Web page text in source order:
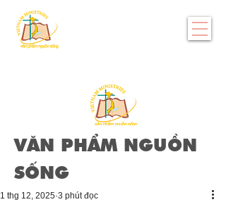
VĂN PHẨM NGUỒN
SỐNG
1 thg 12, 2025 3 phút đọc